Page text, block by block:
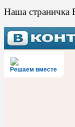
Наша
Решаем вместе